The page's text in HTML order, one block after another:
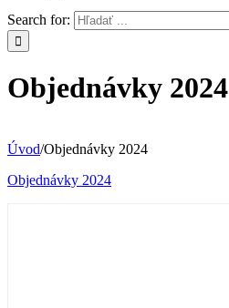
Search for:
Objednávky 2024
Úvod/Objednávky 2024
Objednávky 2024